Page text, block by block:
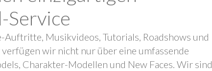
Musikvideos, Tutorials, Roadshows und
wir nicht nur über eine umfassende
Charakter-Modellen und New Faces. Wir sind